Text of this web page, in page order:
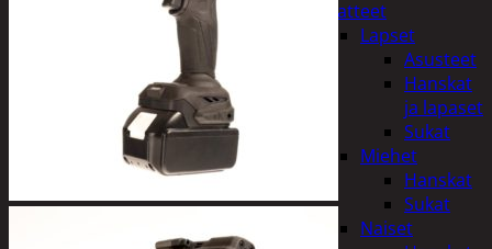
Vaatteet
Lapset
Asusteet
Hanskat
ja lapaset
Sukat
Miehet
Hanskat
Sukat
Naiset